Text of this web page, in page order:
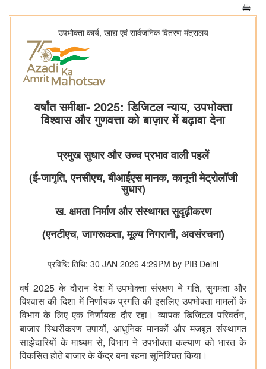
उपभोक्‍ता कार्य, खाद्य एवं सार्वजनिक वितरण मंत्रालय
वर्षांत समीक्षा- 2025: डिजिटल न्याय, उपभोक्ता
विश्वास और गुणवत्ता को बाज़ार में बढ़ावा देना
प्रमुख सुधार और उच्च प्रभाव वाली पहलें
(ई-जागृति, एनसीएच, बीआईएस मानक, कानूनी मेट्रोलॉजी
सुधार)
ख. क्षमता निर्माण और संस्थागत सुदृढ़ीकरण
(एनटीएच, जागरूकता, मूल्य निगरानी, ​​अवसंरचना)
प्रविष्टि तिथि: 30 JAN 2026 4:29PM by PIB Delhi
वर्ष 2025के दौरान देश में उपभोक्ता संरक्षण ने गति,सुगमता और
विश्वास की दिशा में निर्णायक प्रगति की इसलिए उपभोक्ता मामलों के
विभाग के लिए एक निर्णायक दौर रहा। व्यापक डिजिटल परिवर्तन,
बाजार स्थिरीकरण उपायों,आधुनिक मानकों और मजबूत संस्थागत
साझेदारियों के माध्यम से,विभाग ने उपभोक्ता कल्याण को भारत के
विकसित होते बाजार के केंद्र बना रहना सुनिश्चित किया।